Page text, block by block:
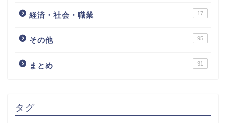
経済・社会・職業 17
その他 95
まとめ 31
タグ